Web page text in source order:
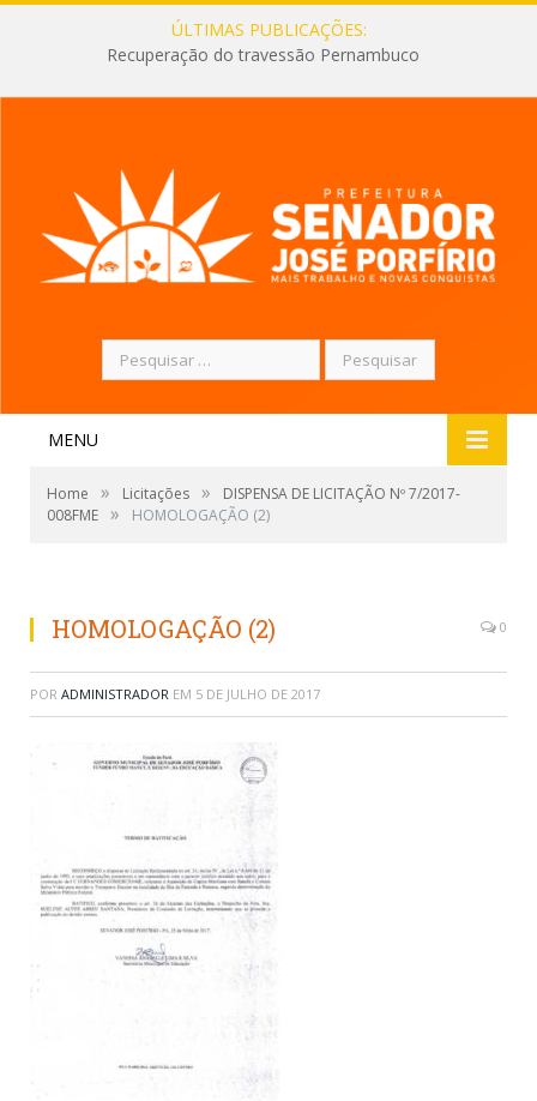
ÚLTIMAS PUBLICAÇÕES:
Recuperação do travessão Pernambuco
Pesquisar
por:
MENU
Home » Licitações »
DISPENSA DE LICITAÇÃO Nº 7/2017-
008FME » HOMOLOGAÇÃO (2)
HOMOLOGAÇÃO (2) 0
POR ADMINISTRADOR EM 5 DE JULHO DE 2017